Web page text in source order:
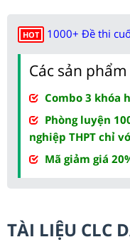
HOT 1000+ Đề thi
Các sản
Combo 3 khóa
Phòng luyện
nghiệp THPT chỉ
Mã giảm giá
TÀI LIỆU CLC